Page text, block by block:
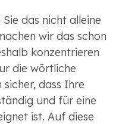
das nicht alleine
wir das schon
konzentrieren
die wörtliche
dass Ihre
und für eine
ist. Auf diese